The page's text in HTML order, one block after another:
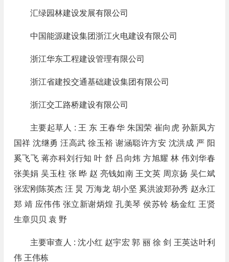
汇绿园林建设发展有限公司
中国能源建设集团浙江火电建设有限公司
浙江华东工程建设管理有限公司
浙江省建投交通基础建设集团有限公司
浙江交工路桥建设有限公司
主要起草人 : 王 东 王春华 朱国荣 崔向虎 孙新凤方
国祥 沈继勇 汪高武 徐玉裕 谢涵聪许方安 沈洪成 严 阳
奚飞飞 蒋亦科刘行知 叶 舒 吕向炜 方旭耀 林 伟刘华春
张美娟 吴玉柱 张 晔 赵 亮钱如南 王文英 周京扬 吴仁斌
张宏刚陈英杰 汪 炅 万海龙 胡小坚 奚洪波郑孙秀 赵永江
郑 靖 应伟伟 张立新谢炳煌 孔美琴 侯苏铃 杨金红 王贤
生章贝贝 袁 野
主要审查人 : 沈小红 赵宇宏 郭 丽 徐 剑 王英达叶利
伟 王伟栋